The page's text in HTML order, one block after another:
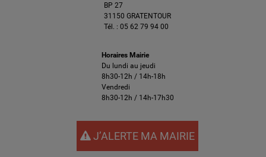
BP 27
31150 GRATENTOUR
Tél. : 05 62 79 94 00
Horaires Mairie
Du lundi au jeudi
8h30-12h / 14h-18h
Vendredi
8h30-12h / 14h-17h30
J’ALERTE MA MAIRIE